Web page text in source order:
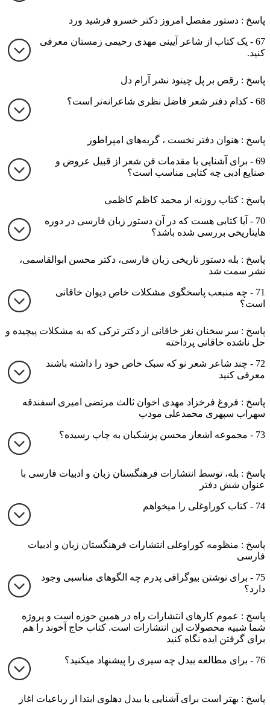
پاسخ : دستور مفصل امروز دکتر خسرو فرشید ورد
67 - یک کتاب از شاعر آیینی مهدی رحیمی زمستان معرفی
کنید.
پاسخ : رقص بر پل چینود نشر آرام دل
68 - کدام دفتر شعر فاضل نظری شاعرانه‌تر است؟
پاسخ : هنوان دفتر نخست ، گریه‌های امپراطور
69 - برای آشنایی با مقدمات فن شعر از قبیل عروض و
صنایع ادبی چه کتابی مناسب است؟
پاسخ : کتاب روزنه از محمد کاظم کاظمی
70 - آیا کتابی هست که در آن دستور زبان فارسی در دوره
‌‌هایتاریخی بررسی شده باشد؟
پاسخ : بله دستور تاریخی زبان فارسی، دکتر محسن ابوالقاسمی،
نشر سمت شد
71 - چه منبعب پاسخگوی مشکلات خاص دیوان خاقانی
است؟
پاسخ : سر سخنان نغز خاقانی از دکتر ترکی که به مشکلات پیچیده و
حل ناشده خاقانی پرداخته
72 - چند شاعر شعر نو که سبک خاص خود را داشته باشند
معرفی کنید
پاسخ : فروغ فرخزاد مهدی اخوان ثالث مرتضی امیری اسفندقه
سهراب سپهری محمدعلی مودب
73 - مجموعه اشعار محسن پزشکیان به چاپ رسیده؟
پاسخ : بله، توسط انتشارات فرهنگستان زبان و ادبیات فارسی با
عنوان شش دفتر
74 - کتاب کوراوغلی را میخواهم
پاسخ : منظومه کوراوغلی انتشارات فرهنگستان زبان و ادبیات
فارسی
75 - برای نوشتن بیوگرافی پدرم چه الگوهای مناسبی وجود
دارد؟
پاسخ : عموم کارهای انتشارات راه در همین حوزه است و پروژه
شما شبیه محصولات این انتشارات است. کتاب حاج آخوند را هم
برای گرفتن ایده نگاه کنید
76 - برای مطالعه بیدل چه سیری را پیشنهاد میکنید؟
پاسخ : بهتر است برای آشنایی با بیدل دهلوی ابتدا از رباعیات اغاز